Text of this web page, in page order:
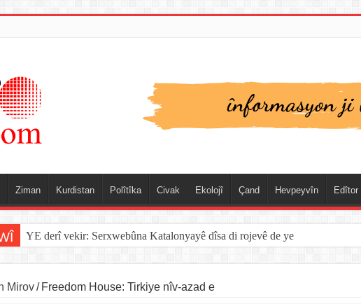
Ziman Kurdistan Polîtîka Civak Ekolojî Çand Hevpeyvîn Edîtor
YE derî vekir: Serxwebûna Katalonyayê dîsa di rojevê de ye
Sînorê di navbera Îspanya û Cebelîtariqê de hate rakirin
Mirov / Freedom House: Tirkiye nîv-azad e